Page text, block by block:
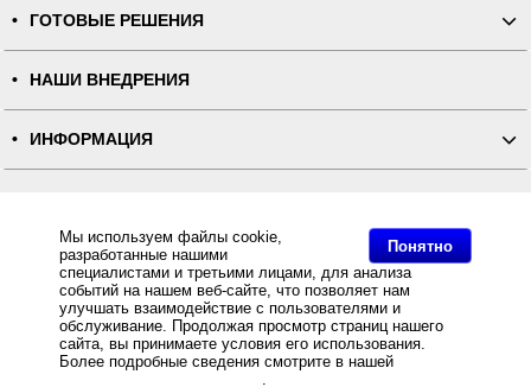
Понятно
Мы используем файлы cookie,
разработанные нашими
специалистами и третьими лицами, для анализа
событий на нашем веб-сайте, что позволяет нам
улучшать взаимодействие с пользователями и
обслуживание. Продолжая просмотр страниц нашего
сайта, вы принимаете условия его использования.
Более подробные сведения смотрите в нашей
.
ГОТОВЫЕ РЕШЕНИЯ
НАШИ ВНЕДРЕНИЯ
ИНФОРМАЦИЯ
ПОЛНАЯ ВЕРСИЯ
Интернет-магазин "ПОСЛЭНД" - торгового оборудования, оборудования для автоматизации общепита и
торговли, расходных материалов
Все права защищены, ООО "ПОСЛЭНД" © 2008-2026.
Политика конфиденциальности
Основное: 1 000 000 реализованных касс или как далеко продвинулись технологии в области
разработки ККТ за 16 лет, 1 000 000 реализованных касс или как далеко продвинулись технологии в
области разработки ККТ за 16 лет, 1 000 000 реализованных касс или как далеко продвинулись